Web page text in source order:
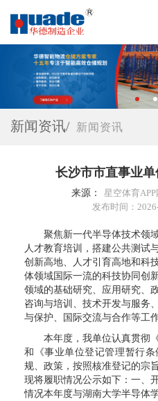
新闻资讯/ 新闻资讯
长沙市市直事业
来源： 星空体育
发布时间：
聚焦新一代半导体技术领域
人才教育培训，搭建公共测试
创新高地、人才引育高地和科
体领域国际一流的科技协同创
领域的基础研究、应用研究、
咨询与培训、技术开发与服务
与保护、国际交流与合作等工作
本年度，我单位认真贯彻《
和《事业单位登记管理暂行
规、政策，按照核准登记的宗
现将履职情况公示如下：一、
情况本年度与湖南大学半导体